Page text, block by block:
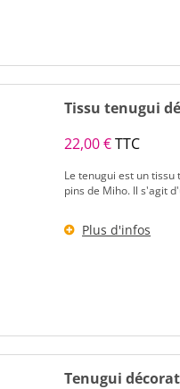
Tissu tenugui
22,00 €TTC
Le tenugui est un
pins de Miho. Il s'agit
Plus d'infos
Tenugui